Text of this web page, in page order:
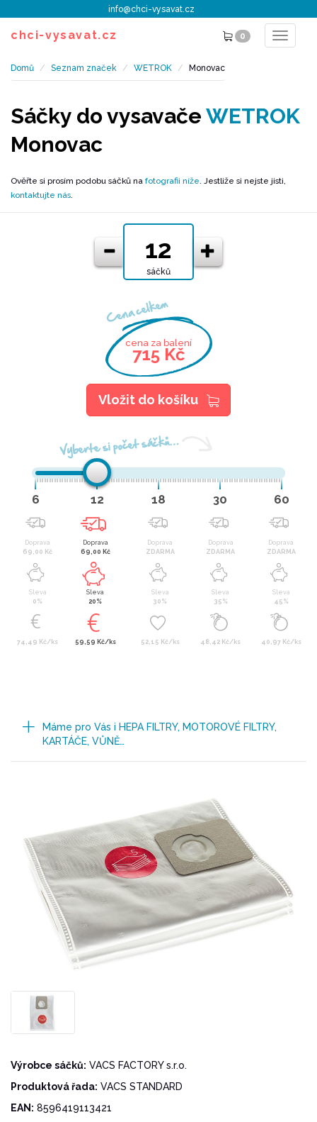
info@chci-vysavat.cz
chci-vysavat.cz 0
Toggle
Domů Seznam značek WETROK Monovac
Sáčky do vysavače WETROK
Monovac
Ověřte si prosím podobu sáčků na fotografii níže. Jestliže si nejste jisti,
kontaktujte nás.
Vyberte si počet sáčků…
6 12 18 30 60
Doprava
69,00 Kč
Sleva
0%
74,49 Kč/ks
Doprava
69,00 Kč
Sleva
20%
59,59 Kč/ks
Doprava
ZDARMA
Sleva
30%
52,15 Kč/ks
Doprava
ZDARMA
Sleva
35%
48,42 Kč/ks
Doprava
ZDARMA
Sleva
45%
40,97 Kč/ks
sáčků
Cena celkem
cena za balení
715 Kč
Vložit do košíku
Máme pro Vás i HEPA FILTRY, MOTOROVÉ FILTRY,
KARTÁČE, VŮNĚ…
Výrobce sáčků: VACS FACTORY s.r.o.
Produktová řada: VACS STANDARD
EAN: 8596419113421